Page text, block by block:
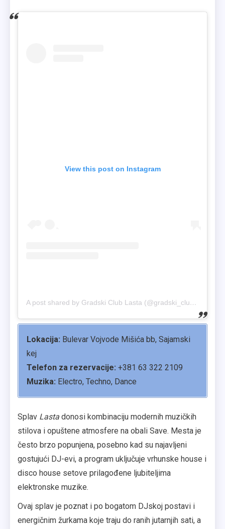
View this post on Instagram
A post shared by Gradski Club Lasta (@gradski_club_lasta)
Lokacija: Bulevar Vojvode Mišića bb, Sajamski
kej
Telefon za rezervacije: +381 63 322 2109
Muzika: Electro, Techno, Dance
Splav Lasta donosi kombinaciju modernih muzičkih
stilova i opuštene atmosfere na obali Save. Mesta je
često brzo popunjena, posebno kad su najavljeni
gostujući DJ-evi, a program uključuje vrhunske house i
disco house setove prilagođene ljubiteljima
elektronske muzike.
Ovaj splav je poznat i po bogatom DJskoj postavi i
energičnim žurkama koje traju do ranih jutarnjih sati, a